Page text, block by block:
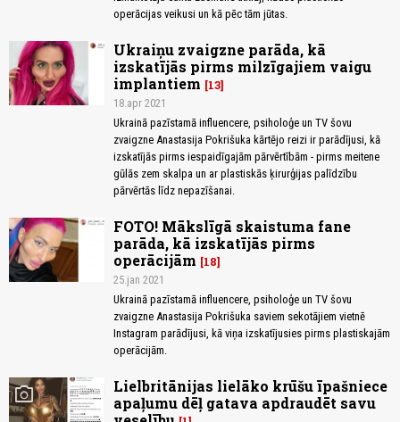
operācijas veikusi un kā pēc tām jūtas.
Ukraiņu zvaigzne parāda, kā
izskatījās pirms milzīgajiem vaigu
implantiem
13
18.apr 2021
Ukrainā pazīstamā influencere, psiholoģe un TV šovu
zvaigzne Anastasija Pokrišuka kārtējo reizi ir parādījusi, kā
izskatījās pirms iespaidīgajām pārvērtībām - pirms meitene
gūlās zem skalpa un ar plastiskās ķirurģijas palīdzību
pārvērtās līdz nepazīšanai.
FOTO! Mākslīgā skaistuma fane
parāda, kā izskatījās pirms
operācijām
18
25.jan 2021
Ukrainā pazīstamā influencere, psiholoģe un TV šovu
zvaigzne Anastasija Pokrišuka saviem sekotājiem vietnē
Instagram parādījusi, kā viņa izskatījusies pirms plastiskajām
operācijām.
photo_camera
Lielbritānijas lielāko krūšu īpašniece
apaļumu dēļ gatava apdraudēt savu